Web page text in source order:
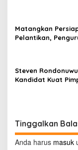
Matangkan
Pelantikan,
Steven Rondonuwu
Kandidat Kuat
Tinggalkan
Anda harus masuk